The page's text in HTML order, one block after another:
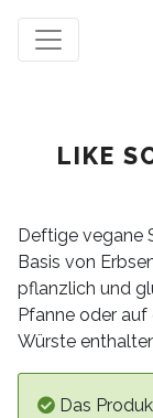
LIKE
Deftige vegane
Basis von
pflanzlich und
Pfanne oder auf
Würste
Das